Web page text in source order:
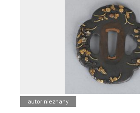
autor nieznany